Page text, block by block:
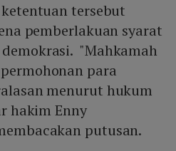
tersebut
pemberlakuan syarat
"Mahkamah
para
menurut hukum
hakim Enny
putusan.